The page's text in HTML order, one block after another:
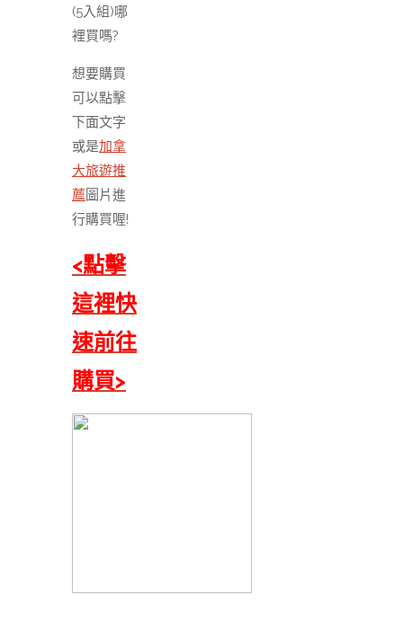
(5入組)哪
裡買嗎?
想要購買
可以點擊
下面文字
或是加拿
大旅遊推
薦 圖片進
行購買喔!
<點擊
這裡快
速前往
購買>